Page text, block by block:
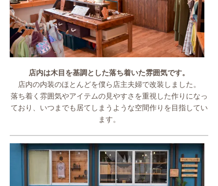
店内は木目を基調とした落ち着いた雰囲気です。
店内の内装のほとんどを僕ら店主夫婦で改装しました。
落ち着く雰囲気やアイテムの見やすさを重視した作りになっ
ており、いつまでも居てしまうような空間作りを目指してい
ます。